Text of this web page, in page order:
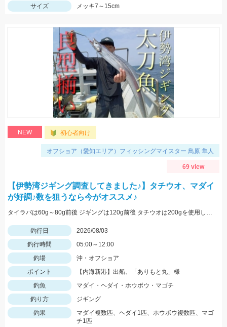
サイズ メッキ7～15cm
NEW 初心者向け
オフショア（愛知エリア）フィッシングマイスター 鳥原 隼人
69 view
【伊勢湾ジギング調査してきました♪】タチウオ、マダイ
が好調♪数を狙うなら今がオススメ♪
タイラバは60g～80g前後 ジギングは120g前後 タチウオは200gを使用しました
釣行日
2026/08/03
釣行時間
05:00～12:00
釣場
沖・オフショア
ポイント
【内海新港】出船、「ありもと丸」様
釣魚
マダイ・ヘダイ・ホウボウ・マゴチ
釣り方
ジギング
釣果
マダイ複数匹、ヘダイ1匹、ホウボウ複数匹、マゴ
チ1匹